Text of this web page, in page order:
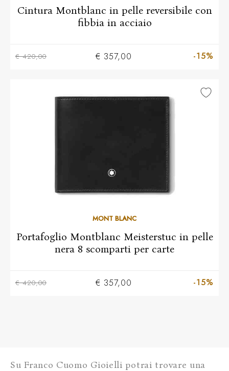
Cintura Montblanc in pelle reversibile con
fibbia in acciaio
€ 420,00 € 357,00 -15%
MONT BLANC
Portafoglio Montblanc Meisterstuc in pelle
nera 8 scomparti per carte
€ 420,00 € 357,00 -15%
Su Franco Cuomo Gioielli potrai trovare una